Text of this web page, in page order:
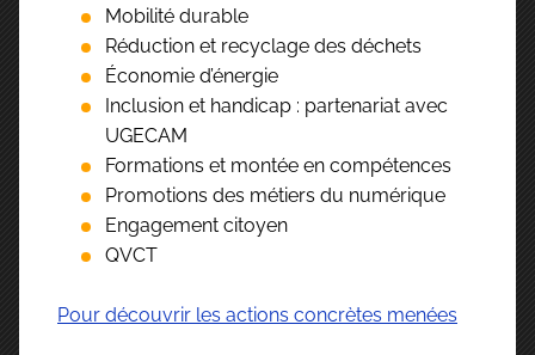
Mobilité durable
Réduction et recyclage des déchets
Économie d’énergie
Inclusion et handicap : partenariat avec
UGECAM
Formations et montée en compétences
Promotions des métiers du numérique
Engagement citoyen
QVCT
Pour découvrir les actions concrètes menées